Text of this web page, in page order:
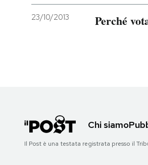
23/10/2013 Perché
Chi siamo
Il Post è una testata registrata presso il